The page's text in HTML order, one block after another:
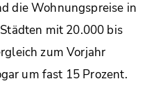
die Wohnungspreise in
mit 20.000 bis
zum Vorjahr
um fast 15 Prozent.